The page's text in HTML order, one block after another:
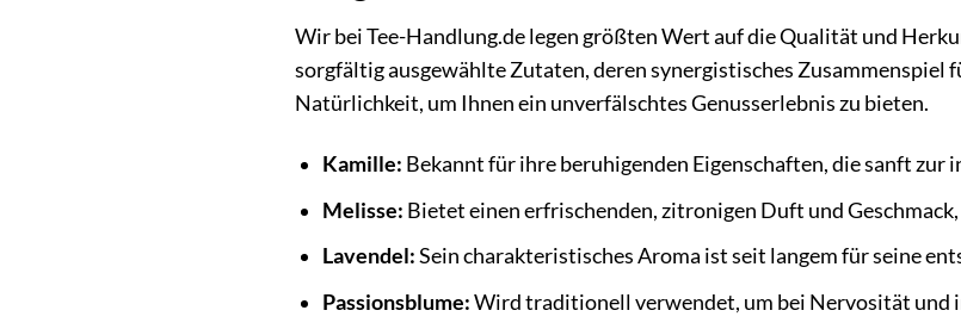
Wir bei Tee-Handlung.de legen größten Wert auf die Qualität und
sorgfältig ausgewählte Zutaten, deren synergistisches Zusammenspiel
Natürlichkeit, um Ihnen ein unverfälschtes Genusserlebnis zu bieten.
Kamille: Bekannt für ihre beruhigenden Eigenschaften, die sanft zur
Melisse: Bietet einen erfrischenden, zitronigen Duft und
Lavendel:Sein charakteristisches Aroma ist seit langem für seine
Passionsblume:Wird traditionell verwendet, um bei Nervosität und